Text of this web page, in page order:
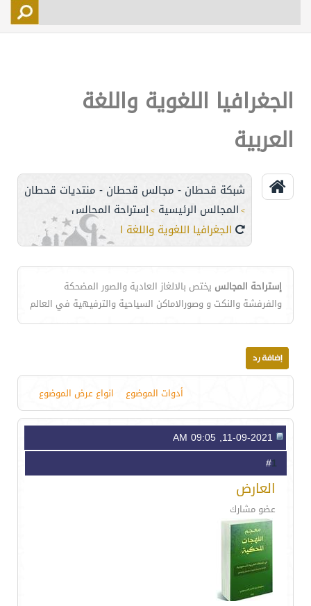
اتصل بنا
الجغرافيا اللغوية واللغة
العربية
شبكة قحطان - مجالس قحطان - منتديات قحطان
> المجالس الرئيسية >إستراحة المجالس
الجغرافيا اللغوية واللغة العربية
إستراحة المجالس يختص بالالغاز العادية والصور المضحكة
والفرفشة والنكت و وصورالاماكن السياحية والترفيهية في العالم
أدوات الموضوع انواع عرض الموضوع
1
العارض
عضو مشارك